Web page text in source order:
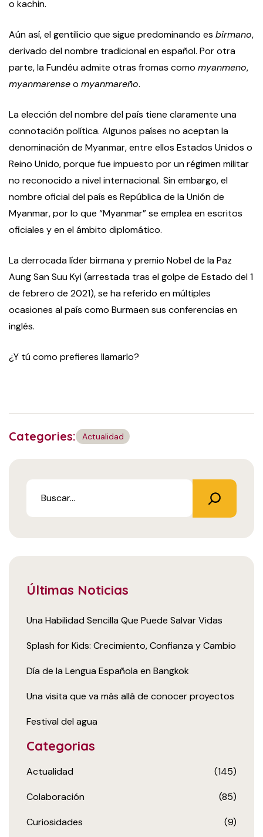
o kachin.
Aún así, el gentilicio que sigue predominando es birmano,
derivado del nombre tradicional en español. Por otra
parte, la Fundéu admite otras fromas como myanmeno,
myanmarenseo myanmareño.
La elección del nombre del país tiene claramente una
connotación política. Algunos países no aceptan la
denominación de Myanmar, entre ellos Estados Unidos o
Reino Unido, porque fue impuesto por un régimen militar
no reconocido a nivel internacional. Sin embargo, el
nombre oficial del país es República de la Unión de
Myanmar, por lo que “Myanmar” se emplea en escritos
oficiales y en el ámbito diplomático.
La derrocada líder birmana y premio Nobel de la Paz
Aung San Suu Kyi (arrestada tras el golpe de Estado del 1
de febrero de 2021), se ha referido en múltiples
ocasiones al país como Burmaen sus conferencias en
inglés.
¿Y tú como prefieres llamarlo?
Categories: Actualidad
Últimas Noticias
Una Habilidad Sencilla Que Puede Salvar Vidas
Splash for Kids: Crecimiento, Confianza y Cambio
Día de la Lengua Española en Bangkok
Una visita que va más allá de conocer proyectos
Festival del agua
Categorias
Actualidad (145)
Colaboración (85)
Curiosidades (9)